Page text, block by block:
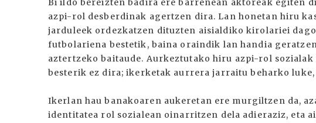
Bi ildo bereizten badira ere barrenean aktoreak egiten
azpi-rol desberdinak agertzen dira. Lan honetan hiru
jarduleek ordezkatzen dituzten aisialdiko kirolariei
futbolariena bestetik, baina oraindik lan handia
aztertzeko baitaude. Aurkeztutako hiru azpi-rol
besterik ez dira; ikerketak aurrera jarraitu beharko luke,
Ikerlan hau banakoaren aukeretan ere murgiltzen da,
identitatea rol sozialean oinarritzen dela adieraziz, eta